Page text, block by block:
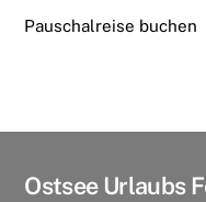
Pauschalreise buchen
Ostsee Urlaubs